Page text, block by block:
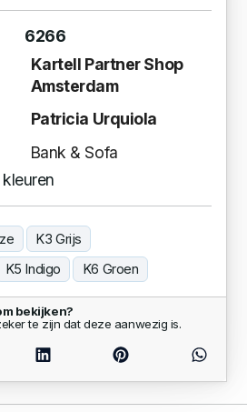
6266
Kartell Partner Shop
Amsterdam
Patricia Urquiola
Bank & Sofa
K3 Grijs
K5 Indigo K6 Groen
bekijken?
te zijn dat deze aanwezig is.